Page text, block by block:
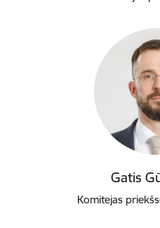
Gatis
Komitejas